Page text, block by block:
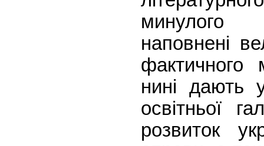
минулого
наповнені
фактичного
нині дають
освітньої
розвиток